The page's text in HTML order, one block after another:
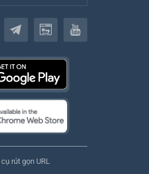
rút gọn URL